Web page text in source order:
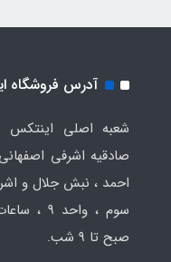
آدرس فروشگاه
شعبه اصلی اینتکس
صادقیه اشرفی
صبح تا ۹ شب.